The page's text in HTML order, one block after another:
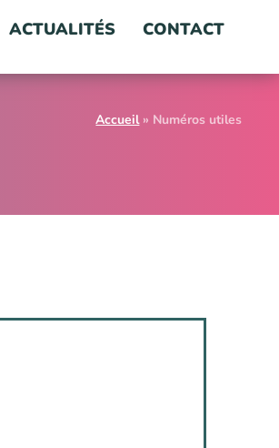
ACTUALITÉS CONTACT
Accueil» Numéros utiles